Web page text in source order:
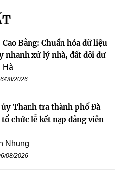
Cao Bằng: Chuẩn hóa dữ liệu
nhanh xử lý nhà, đất dôi dư
Hà
08/2026
Thanh tra thành phố Đà
tổ chức lễ kết nạp đảng viên
Nhung
08/2026